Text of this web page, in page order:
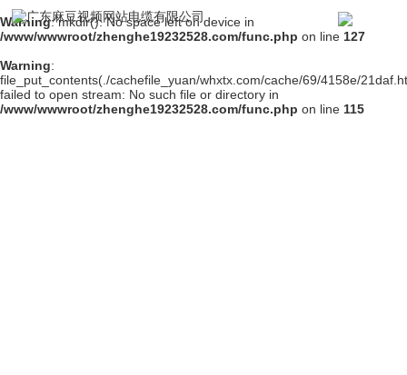
Warning: mkdir(): No space left on device in
/www/wwwroot/zhenghe19232528.com/func.php on line 127
Warning:
file_put_contents(./cachefile_yuan/whxtx.com/cache/69/4158e/
failed to open stream: No such file or directory in
/www/wwwroot/zhenghe19232528.com/func.php on line 115